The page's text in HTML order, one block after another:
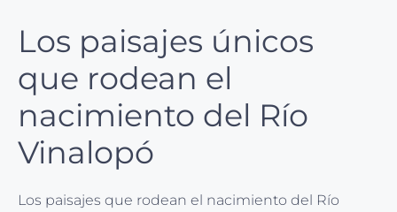
Los paisajes únicos
que rodean el
nacimiento del Río
Vinalopó
Los paisajes que rodean el nacimiento del Río